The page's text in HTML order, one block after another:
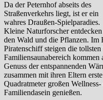
Da der Peternhof abseits des
Straßenverkehrs liegt, ist er ein
wahres Draußen-Spielparadies.
Kleine Naturforscher entdecken
den Wald und die Pflanzen.
Piratenschiff steigen die
Familiensaunabereich kommen
Genuss der entspannenden
zusammen mit ihren Eltern
Quadratmeter großen
Familiendasein genießen.